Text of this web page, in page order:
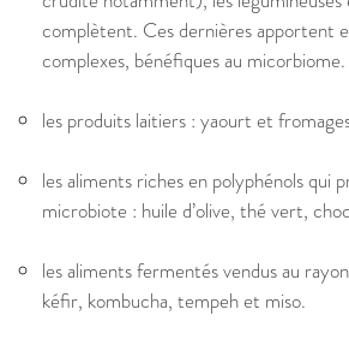
complètent. Ces dernières apportent
complexes, bénéfiques au micorbiome.
les produits laitiers : yaourt et
les aliments riches en polyphénols qui
microbiote : huile d’olive, thé vert,
les aliments fermentés vendus au
kéfir, kombucha, tempeh et miso.